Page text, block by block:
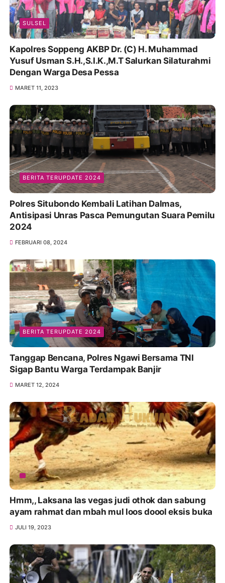
SULSEL
Kapolres Soppeng AKBP Dr. (C) H. Muhammad
Yusuf Usman S.H.,S.I.K.,M.T Salurkan Silaturahmi
Dengan Warga Desa Pessa
MARET 11, 2023
BERITA TERUPDATE 2024
Polres Situbondo Kembali Latihan Dalmas,
Antisipasi Unras Pasca Pemungutan Suara Pemilu
2024
FEBRUARI 08, 2024
BERITA TERUPDATE 2024
Tanggap Bencana, Polres Ngawi Bersama TNI
Sigap Bantu Warga Terdampak Banjir
MARET 12, 2024
Hmm,, Laksana las vegas judi othok dan sabung
ayam rahmat dan mbah mul loos doool eksis buka
JULI 19, 2023